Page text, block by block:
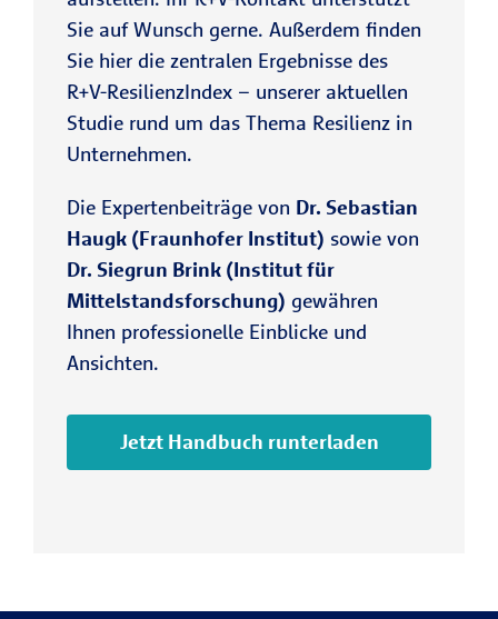
Sie auf Wunsch gerne. Außerdem finden
Sie hier die zentralen Ergebnisse des
R+V-ResilienzIndex – unserer aktuellen
Studie rund um das Thema Resilienz in
Unternehmen.
Die Expertenbeiträge von Dr. Sebastian
Haugk (Fraunhofer Institut) sowie von
Dr. Siegrun Brink (Institut für
Mittelstandsforschung) gewähren
Ihnen professionelle Einblicke und
Ansichten.
Jetzt Handbuch runterladen